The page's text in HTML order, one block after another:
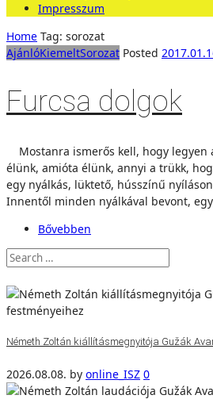
Impresszum
Home Tag: sorozat
AjánlóKiemeltSorozat Posted
Furcsa dolgok
Mostanra ismerős kell, hogy legyen
élünk, amióta élünk, annyi a trükk,
egy nyálkás, lüktető, hússzínű
Innentől minden nyálkával bevont,
Bővebben
Németh Zoltán kiállításmegnyitója Gužák
2026.08.08. by online_ISZ 0